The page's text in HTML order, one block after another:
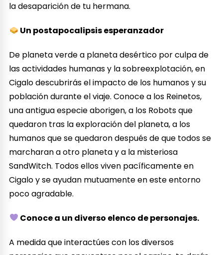
la desaparición de tu hermana.
Un postapocalipsis esperanzador
De planeta verde a planeta desértico por culpa de
las actividades humanas y la sobreexplotación, en
Cigalo descubrirás el impacto de los humanos y su
población durante el viaje. Conoce a los Reinetos,
una antigua especie aborigen, a los Robots que
quedaron tras la exploración del planeta, a los
humanos que se quedaron después de que todos se
marcharan a otro planeta y a la misteriosa
SandWitch. Todos ellos viven pacíficamente en
Cigalo y se ayudan mutuamente en este entorno
poco agradable.
Conoce a un diverso elenco de personajes.
A medida que interactúes con los diversos